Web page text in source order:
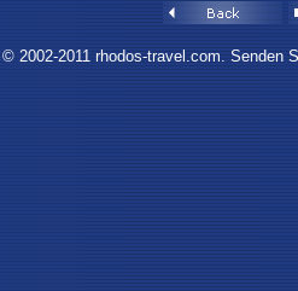
2002-2011 rhodos-travel.com.